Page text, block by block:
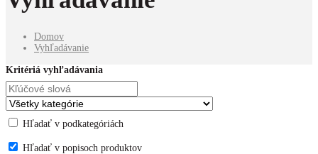
Domov
Vyhľadávanie
Kritériá vyhľadávania
Hľadať v podkategóriách
Hľadať v popisoch produktov